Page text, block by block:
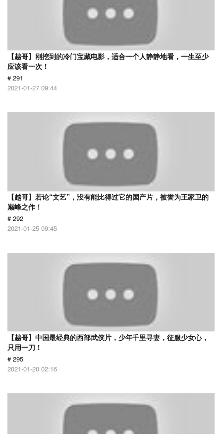
【越哥】刚挖到的冷门宝藏电影，适合一个人静静地看，一生至少
应该看一次！
# 291
2021-01-27 09:44
【越哥】若论“文艺”，没有能比得过它的国产片，被誉为王家卫的
巅峰之作！
# 292
2021-01-25 09:45
【越哥】中国最经典的西部武侠片，少年千里寻妻，征服少女心，
只用一刀！
# 295
2021-01-20 02:16